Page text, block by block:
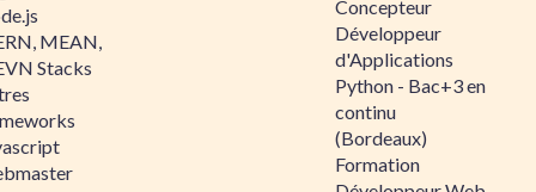
MEAN,
Stacks
Concepteur
Développeur
d'Applications
Python - Bac+3 en
continu
(Bordeaux)
Formation